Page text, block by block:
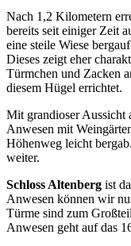
Nach 1,2 Kilometern
bereits seit einiger Zeit
eine steile Wiese
Dieses zeigt eher
Türmchen und Zacken
diesem Hügel errichtet.
Mit grandioser Aussicht
Anwesen mit
Höhenweg leicht
weiter.
Schloss Altenberg ist
Anwesen können wir
Türme sind zum
Anwesen geht auf das